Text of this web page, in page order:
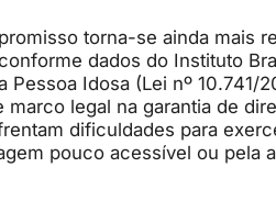
torna-se ainda mais
dados do Instituto
Pessoa Idosa (Lei nº
marco legal na garantia de
dificuldades para
pouco acessível ou